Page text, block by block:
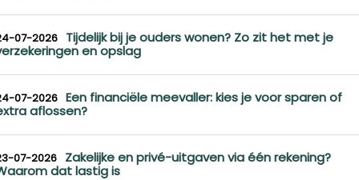
07-2026 Tijdelijk bij je ouders wonen? Zo zit het met je
en opslag
07-2026 Een financiële meevaller: kies je voor sparen of
aflossen?
07-2026 Zakelijke en privé-uitgaven via één rekening?
dat lastig is